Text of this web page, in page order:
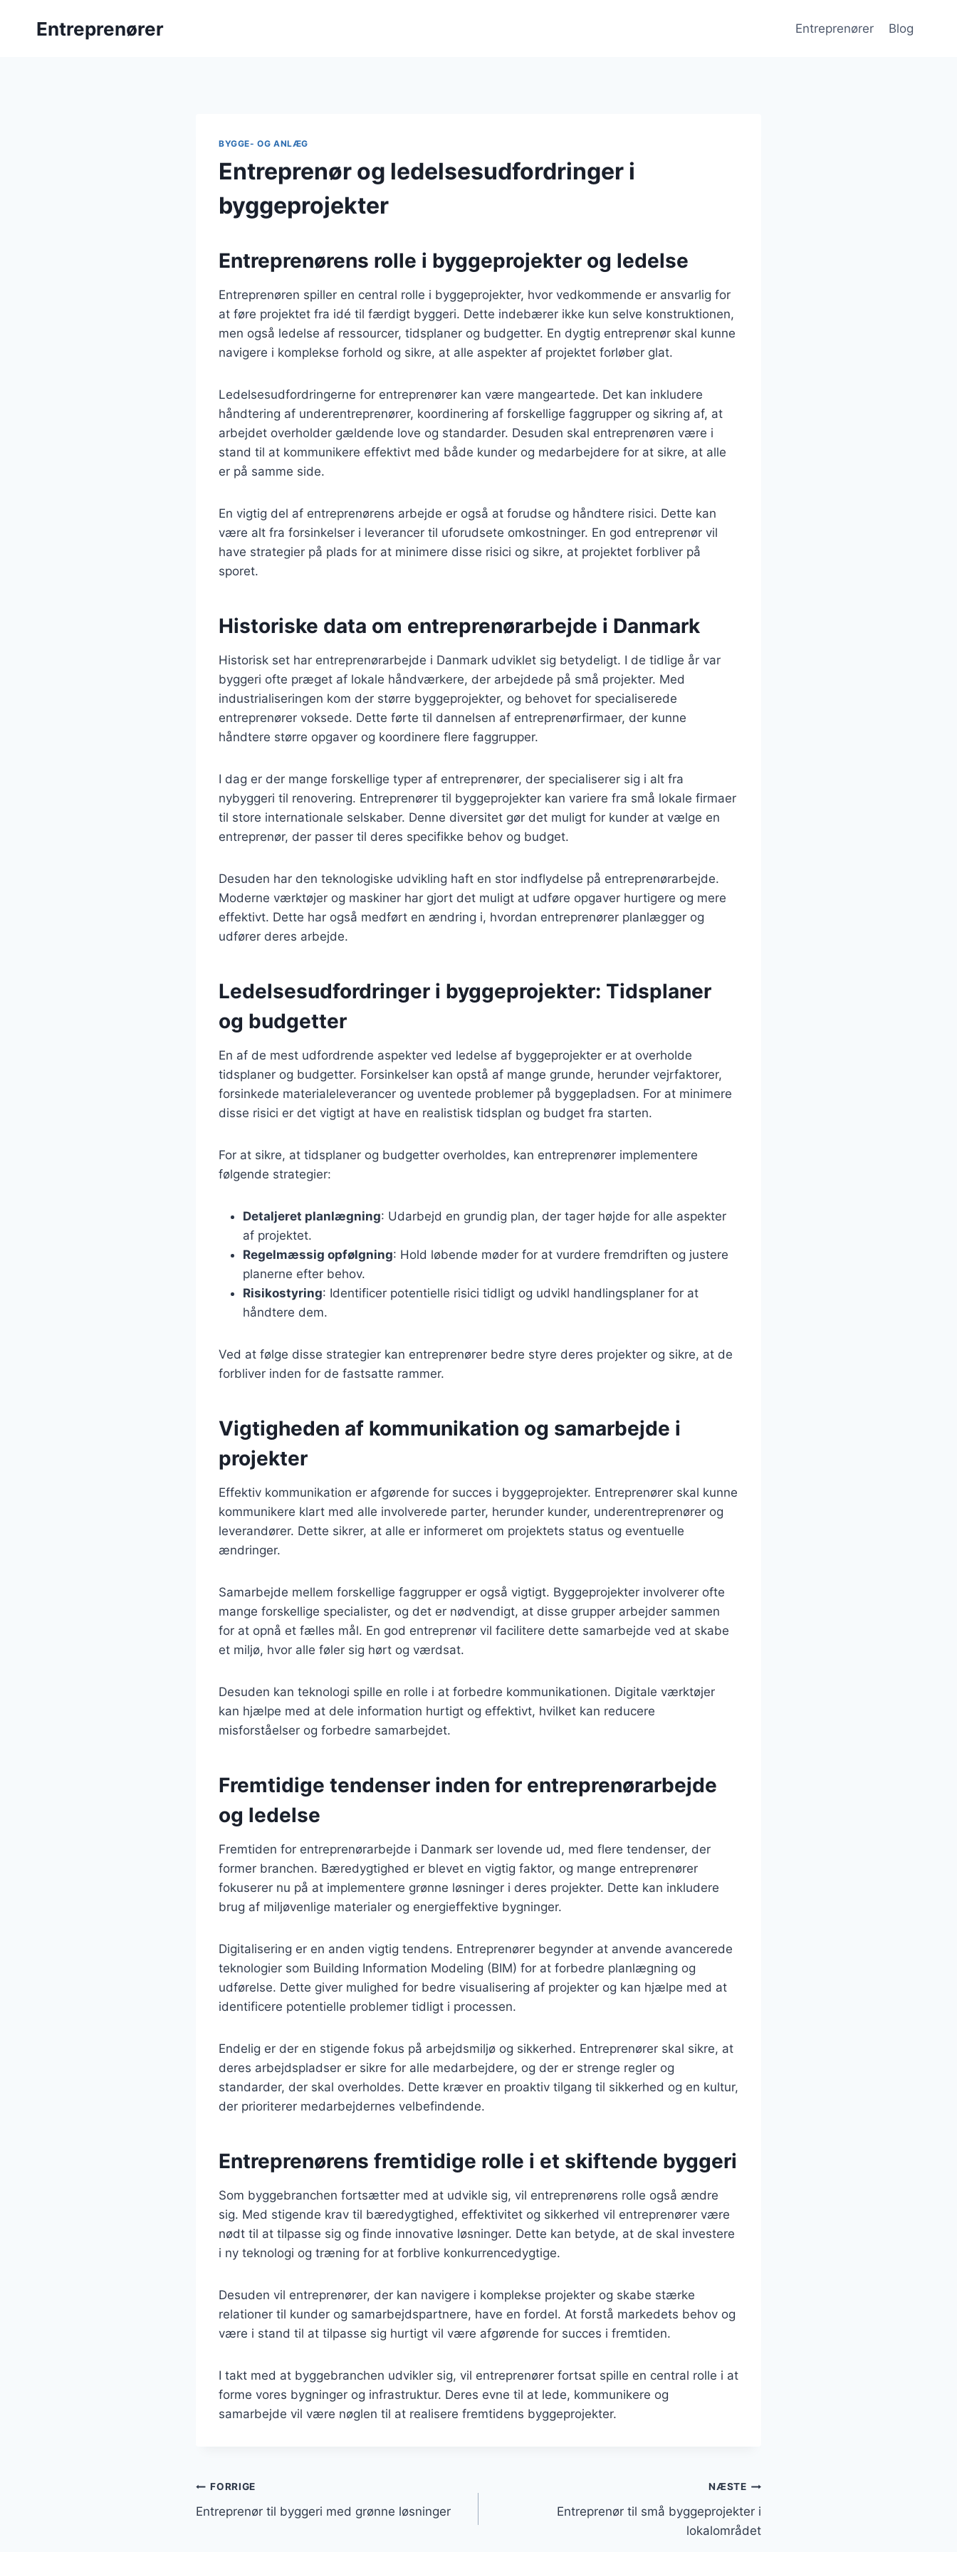
Entreprenører Entreprenører Blog
BYGGE- OG ANLÆG
Entreprenør og ledelsesudfordringer i
byggeprojekter
Entreprenørens rolle i byggeprojekter og ledelse
Entreprenøren spiller en central rolle i byggeprojekter, hvor vedkommende er ansvarlig for
at føre projektet fra idé til færdigt byggeri. Dette indebærer ikke kun selve konstruktionen,
men også ledelse af ressourcer, tidsplaner og budgetter. En dygtig entreprenør skal kunne
navigere i komplekse forhold og sikre, at alle aspekter af projektet forløber glat.
Ledelsesudfordringerne for entreprenører kan være mangeartede. Det kan inkludere
håndtering af underentreprenører, koordinering af forskellige faggrupper og sikring af, at
arbejdet overholder gældende love og standarder. Desuden skal entreprenøren være i
stand til at kommunikere effektivt med både kunder og medarbejdere for at sikre, at alle
er på samme side.
En vigtig del af entreprenørens arbejde er også at forudse og håndtere risici. Dette kan
være alt fra forsinkelser i leverancer til uforudsete omkostninger. En god entreprenør vil
have strategier på plads for at minimere disse risici og sikre, at projektet forbliver på
sporet.
Historiske data om entreprenørarbejde i Danmark
Historisk set har entreprenørarbejde i Danmark udviklet sig betydeligt. I de tidlige år var
byggeri ofte præget af lokale håndværkere, der arbejdede på små projekter. Med
industrialiseringen kom der større byggeprojekter, og behovet for specialiserede
entreprenører voksede. Dette førte til dannelsen af entreprenørfirmaer, der kunne
håndtere større opgaver og koordinere flere faggrupper.
I dag er der mange forskellige typer af entreprenører, der specialiserer sig i alt fra
nybyggeri til renovering. Entreprenører til byggeprojekter kan variere fra små lokale firmaer
til store internationale selskaber. Denne diversitet gør det muligt for kunder at vælge en
entreprenør, der passer til deres specifikke behov og budget.
Desuden har den teknologiske udvikling haft en stor indflydelse på entreprenørarbejde.
Moderne værktøjer og maskiner har gjort det muligt at udføre opgaver hurtigere og mere
effektivt. Dette har også medført en ændring i, hvordan entreprenører planlægger og
udfører deres arbejde.
Ledelsesudfordringer i byggeprojekter: Tidsplaner
og budgetter
En af de mest udfordrende aspekter ved ledelse af byggeprojekter er at overholde
tidsplaner og budgetter. Forsinkelser kan opstå af mange grunde, herunder vejrfaktorer,
forsinkede materialeleverancer og uventede problemer på byggepladsen. For at minimere
disse risici er det vigtigt at have en realistisk tidsplan og budget fra starten.
For at sikre, at tidsplaner og budgetter overholdes, kan entreprenører implementere
følgende strategier:
Detaljeret planlægning: Udarbejd en grundig plan, der tager højde for alle aspekter
af projektet.
Regelmæssig opfølgning: Hold løbende møder for at vurdere fremdriften og justere
planerne efter behov.
Risikostyring: Identificer potentielle risici tidligt og udvikl handlingsplaner for at
håndtere dem.
Ved at følge disse strategier kan entreprenører bedre styre deres projekter og sikre, at de
forbliver inden for de fastsatte rammer.
Vigtigheden af kommunikation og samarbejde i
projekter
Effektiv kommunikation er afgørende for succes i byggeprojekter. Entreprenører skal kunne
kommunikere klart med alle involverede parter, herunder kunder, underentreprenører og
leverandører. Dette sikrer, at alle er informeret om projektets status og eventuelle
ændringer.
Samarbejde mellem forskellige faggrupper er også vigtigt. Byggeprojekter involverer ofte
mange forskellige specialister, og det er nødvendigt, at disse grupper arbejder sammen
for at opnå et fælles mål. En god entreprenør vil facilitere dette samarbejde ved at skabe
et miljø, hvor alle føler sig hørt og værdsat.
Desuden kan teknologi spille en rolle i at forbedre kommunikationen. Digitale værktøjer
kan hjælpe med at dele information hurtigt og effektivt, hvilket kan reducere
misforståelser og forbedre samarbejdet.
Fremtidige tendenser inden for entreprenørarbejde
og ledelse
Fremtiden for entreprenørarbejde i Danmark ser lovende ud, med flere tendenser, der
former branchen. Bæredygtighed er blevet en vigtig faktor, og mange entreprenører
fokuserer nu på at implementere grønne løsninger i deres projekter. Dette kan inkludere
brug af miljøvenlige materialer og energieffektive bygninger.
Digitalisering er en anden vigtig tendens. Entreprenører begynder at anvende avancerede
teknologier som Building Information Modeling (BIM) for at forbedre planlægning og
udførelse. Dette giver mulighed for bedre visualisering af projekter og kan hjælpe med at
identificere potentielle problemer tidligt i processen.
Endelig er der en stigende fokus på arbejdsmiljø og sikkerhed. Entreprenører skal sikre, at
deres arbejdspladser er sikre for alle medarbejdere, og der er strenge regler og
standarder, der skal overholdes. Dette kræver en proaktiv tilgang til sikkerhed og en kultur,
der prioriterer medarbejdernes velbefindende.
Entreprenørens fremtidige rolle i et skiftende byggeri
Som byggebranchen fortsætter med at udvikle sig, vil entreprenørens rolle også ændre
sig. Med stigende krav til bæredygtighed, effektivitet og sikkerhed vil entreprenører være
nødt til at tilpasse sig og finde innovative løsninger. Dette kan betyde, at de skal investere
i ny teknologi og træning for at forblive konkurrencedygtige.
Desuden vil entreprenører, der kan navigere i komplekse projekter og skabe stærke
relationer til kunder og samarbejdspartnere, have en fordel. At forstå markedets behov og
være i stand til at tilpasse sig hurtigt vil være afgørende for succes i fremtiden.
I takt med at byggebranchen udvikler sig, vil entreprenører fortsat spille en central rolle i at
forme vores bygninger og infrastruktur. Deres evne til at lede, kommunikere og
samarbejde vil være nøglen til at realisere fremtidens byggeprojekter.
Indlægsnavigation
FORRIGE
Entreprenør til byggeri med grønne løsninger
NÆSTE
Entreprenør til små byggeprojekter i
lokalområdet